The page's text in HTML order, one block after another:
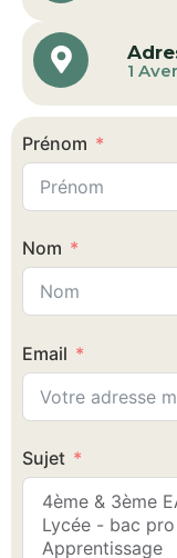
1
Prénom
Nom
Email
Sujet